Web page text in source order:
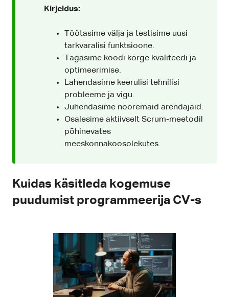
Kirjeldus:
Töötasime välja ja testisime uusi
tarkvaralisi funktsioone.
Tagasime koodi kõrge kvaliteedi ja
optimeerimise.
Lahendasime keerulisi tehnilisi
probleeme ja vigu.
Juhendasime nooremaid arendajaid.
Osalesime aktiivselt Scrum-meetodil
põhinevates
meeskonnakoosolekutes.
Kuidas käsitleda kogemuse
puudumist programmeerija CV-s